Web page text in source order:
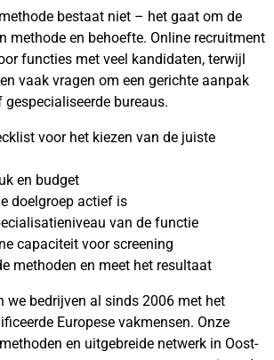
bestaat niet – het gaat om de
methode en behoefte. Online recruitment
functies met veel kandidaten, terwijl
vaak vragen om een gerichte aanpak
bureaus.
voor het kiezen van de juiste
en budget
doelgroep actief is
van de functie
capaciteit voor screening
methoden en meet het resultaat
we bedrijven al sinds 2006 met het
Europese vakmensen. Onze
en uitgebreide netwerk in Oost-